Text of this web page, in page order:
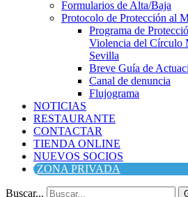
Formularios de Alta/Baja
Protocolo de Protección al
Programa de
Violencia del Círculo
Sevilla
Breve Guía de
Canal de denuncia
Flujograma
NOTICIAS
RESTAURANTE
CONTACTAR
TIENDA ONLINE
NUEVOS SOCIOS
ZONA PRIVADA
Buscar...